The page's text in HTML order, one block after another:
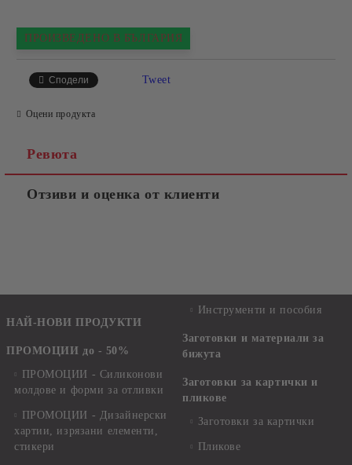
ПРОИЗВЕДЕНО В БЪЛГАРИЯ
Сподели Tweet
Оцени продукта
Ревюта
Отзиви и оценка от клиенти
НАЙ-НОВИ ПРОДУКТИ
ПРОМОЦИИ до - 50%
ПРОМОЦИИ - Силиконови
молдове и форми за отливки
ПРОМОЦИИ - Дизайнерски
хартии, изрязани елементи,
стикери
Инструменти и пособия
Заготовки и материали за
бижута
Заготовки за картички и
пликове
Заготовки за картички
Пликове